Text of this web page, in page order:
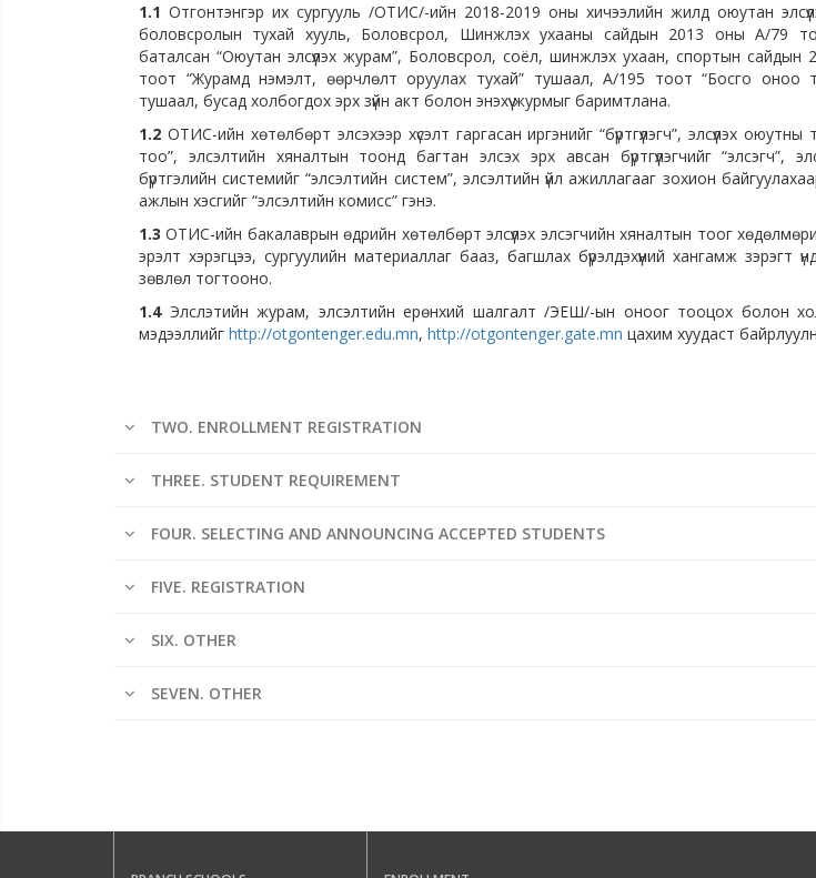
1.1 Отгонтэнгэр их сургууль /ОТИС/-ийн 2018-2019 оны хичээлийн жилд оюутан
боловсролын тухай хууль, Боловсрол, Шинжлэх ухааны сайдын 2013 оны А/79
баталсан “Оюутан элсүүлэх журам”, Боловсрол, соёл, шинжлэх ухаан, спортын
тоот “Журамд нэмэлт, өөрчлөлт оруулах тухай” тушаал, А/195 тоот “Босго оноо
тушаал, бусад холбогдох эрх зүйн акт болон энэхүү журмыг баримтлана.
1.2 ОТИС-ийн хөтөлбөрт элсэхээр хүсэлт гаргасан иргэнийг “бүртгүүлэгч”, элсүүлэх
тоо”, элсэлтийн хяналтын тоонд багтан элсэх эрх авсан бүртгүүлэгчийг “элсэгч”,
бүртгэлийн системийг “элсэлтийн систем”, элсэлтийн үйл ажиллагааг зохион
ажлын хэсгийг “элсэлтийн комисс” гэнэ.
1.3 ОТИС-ийн бакалаврын өдрийн хөтөлбөрт элсүүлэх элсэгчийн хяналтын тоог
эрэлт хэрэгцээ, сургуулийн материаллаг бааз, багшлах бүрэлдэхүүний хангамж зэрэгт
зөвлөл тогтооно.
1.4Элслэтийн журам, элсэлтийн ерөнхий шалгалт /ЭЕШ/-ын оноог тооцох болон
мэдээллийг http://otgontenger.edu.mn, http://otgontenger.gate.mn цахим хуудаст
TWO. ENROLLMENT REGISTRATION
THREE. STUDENT REQUIREMENT
FOUR. SELECTING AND ANNOUNCING ACCEPTED STUDENTS
FIVE. REGISTRATION
SIX. OTHER
SEVEN. OTHER